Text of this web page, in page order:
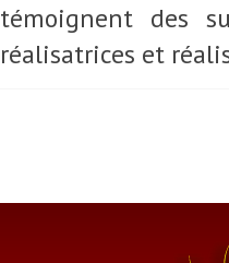
témoignent des
réalisatrices et